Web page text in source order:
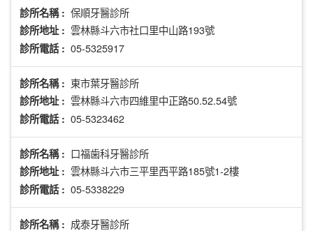
診所名稱 : 保順牙醫診所
診所地址 : 雲林縣斗六市社口里中山路193號
診所電話 : 05-5325917
診所名稱 : 東市葉牙醫診所
診所地址 : 雲林縣斗六市四維里中正路50.52.54號
診所電話 : 05-5323462
診所名稱 : 口福歯科牙醫診所
診所地址 : 雲林縣斗六市三平里西平路185號1-2樓
診所電話 : 05-5338229
診所名稱 : 成泰牙醫診所